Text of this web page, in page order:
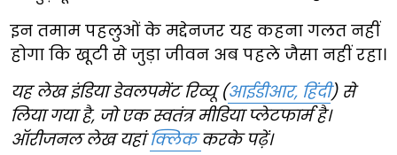
इन तमाम पहलुओं के मद्देनजर यह कहना गलत नहीं
होगा कि खूटी से जुड़ा जीवन अब पहले जैसा नहीं रहा।
यह लेख इंडिया डेवलपमेंट रिव्यू (आईडीआर, हिंदी) से
लिया गया है, जो एक स्वतंत्र मीडिया प्लेटफार्म है।
ऑरीजनल लेख यहांक्लिककरके पढ़ें।